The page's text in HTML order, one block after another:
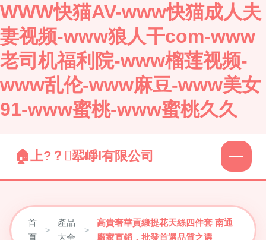
WWW快猫AV-www快猫成人夫
妻视频-www狼人干com-www
老司机福利院-www榴莲视频-
www乱伦-www麻豆-www美女
91-www蜜桃-www蜜桃久久
上?？翆崢I有限公司
首
頁
>
產品
大全
>
高貴奢華貢緞提花天絲四件套 南通
廠家直銷，批發首選品質之選